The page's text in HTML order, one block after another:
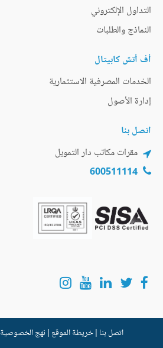
التداول الإلكتروني
النماذج والطلبات
أف أتش كابيتال
الخدمات المصرفية الاستثمارية
إدارة الأصول
اتصل بنا
مقرات مكاتب دار التمويل
600511114
اتصل بنا |خريطة الموقع |نهج الخصوصية